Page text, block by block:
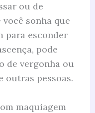
ou de
sonha que
para esconder
pode
de vergonha ou
outras pessoas.
maquiagem